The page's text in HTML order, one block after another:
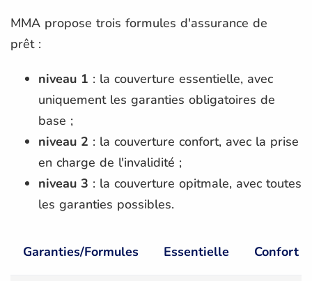
MMA propose trois formules d'assurance de
prêt :
niveau 1 : la couverture essentielle, avec
uniquement les garanties obligatoires de
base ;
niveau 2 : la couverture confort, avec la prise
en charge de l'invalidité ;
niveau 3 : la couverture opitmale, avec toutes
les garanties possibles.
Garanties/Formules Essentielle Confort